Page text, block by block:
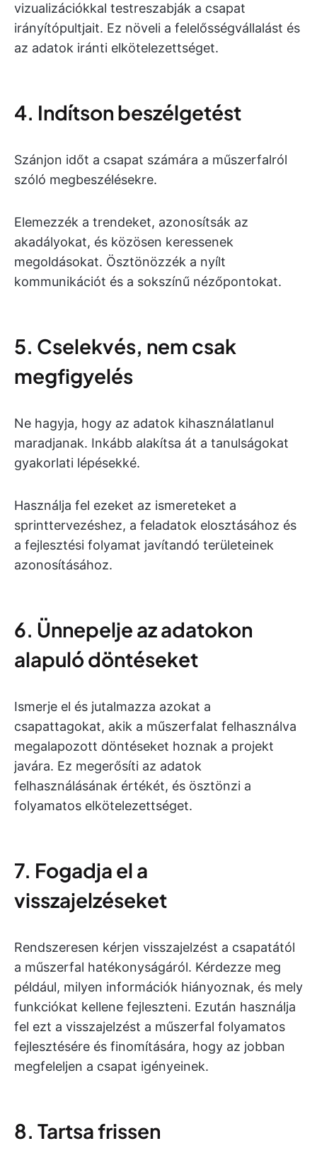
vizualizációkkal testreszabják a csapat
irányítópultjait. Ez növeli a felelősségvállalást és
az adatok iránti elkötelezettséget.
4. Indítson beszélgetést
Szánjon időt a csapat számára a műszerfalról
szóló megbeszélésekre.
Elemezzék a trendeket, azonosítsák az
akadályokat, és közösen keressenek
megoldásokat. Ösztönözzék a nyílt
kommunikációt és a sokszínű nézőpontokat.
5. Cselekvés, nem csak
megfigyelés
Ne hagyja, hogy az adatok kihasználatlanul
maradjanak. Inkább alakítsa át a tanulságokat
gyakorlati lépésekké.
Használja fel ezeket az ismereteket a
sprinttervezéshez, a feladatok elosztásához és
a fejlesztési folyamat javítandó területeinek
azonosításához.
6. Ünnepelje az adatokon
alapuló döntéseket
Ismerje el és jutalmazza azokat a
csapattagokat, akik a műszerfalat felhasználva
megalapozott döntéseket hoznak a projekt
javára. Ez megerősíti az adatok
felhasználásának értékét, és ösztönzi a
folyamatos elkötelezettséget.
7. Fogadja el a
visszajelzéseket
Rendszeresen kérjen visszajelzést a csapatától
a műszerfal hatékonyságáról. Kérdezze meg
például, milyen információk hiányoznak, és mely
funkciókat kellene fejleszteni. Ezután használja
fel ezt a visszajelzést a műszerfal folyamatos
fejlesztésére és finomítására, hogy az jobban
megfeleljen a csapat igényeinek.
8. Tartsa frissen